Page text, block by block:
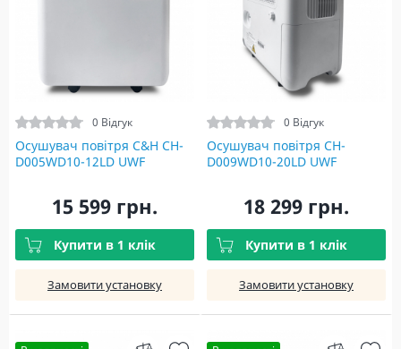
0 Відгук
Осушувач повітря C&H CH-
D005WD10-12LD UWF
15 599 грн.
Купити в 1 клік
Замовити установку
0 Відгук
Осушувач повітря CH-
D009WD10-20LD UWF
18 299 грн.
Купити в 1 клік
Замовити установку